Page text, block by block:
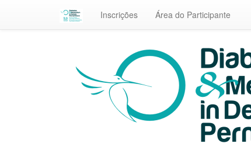
Inscrições Área do Participante